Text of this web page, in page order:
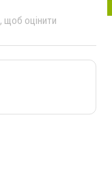
, щоб оцінити